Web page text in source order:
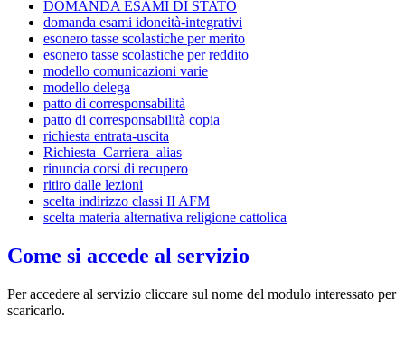
DOMANDA ESAMI DI STATO
domanda esami idoneità-integrativi
esonero tasse scolastiche per merito
esonero tasse scolastiche per reddito
modello comunicazioni varie
modello delega
patto di corresponsabilità
patto di corresponsabilità copia
richiesta entrata-uscita
Richiesta_Carriera_alias
rinuncia corsi di recupero
ritiro dalle lezioni
scelta indirizzo classi II AFM
scelta materia alternativa religione cattolica
Come si accede al servizio
Per accedere al servizio cliccare sul nome del modulo interessato per
scaricarlo.